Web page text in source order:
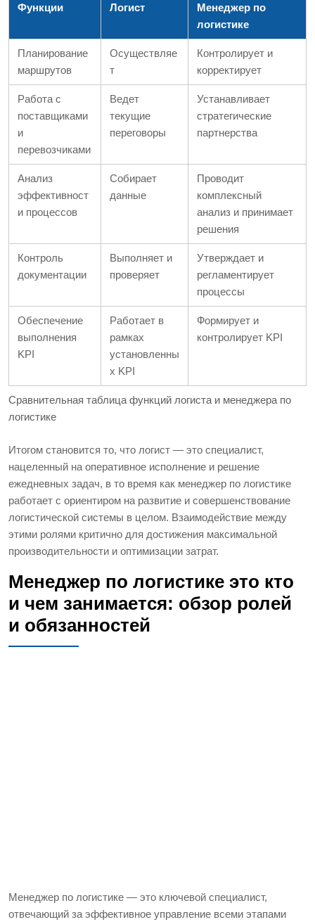
Сравнительная таблица функций логиста и менеджера по
логистике
Функции Логист
Менеджер по
логистике
Планирование
маршрутов
Осуществляе
т
Контролирует и
корректирует
Работа с
поставщиками
и
перевозчиками
Ведет
текущие
переговоры
Устанавливает
стратегические
партнерства
Анализ
эффективност
и процессов
Собирает
данные
Проводит
комплексный
анализ и принимает
решения
Контроль
документации
Выполняет и
проверяет
Утверждает и
регламентирует
процессы
Обеспечение
выполнения
KPI
Работает в
рамках
установленны
х KPI
Формирует и
контролирует KPI
Итогом становится то, что логист — это специалист,
нацеленный на оперативное исполнение и решение
ежедневных задач, в то время как менеджер по логистике
работает с ориентиром на развитие и совершенствование
логистической системы в целом. Взаимодействие между
этими ролями критично для достижения максимальной
производительности и оптимизации затрат.
Менеджер по логистике это кто
и чем занимается: обзор ролей
и обязанностей
Менеджер по логистике — это ключевой специалист,
отвечающий за эффективное управление всеми этапами